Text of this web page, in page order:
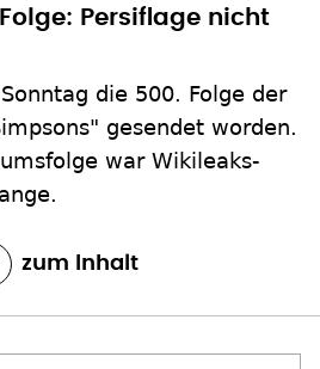
Persiflage nicht
die 500. Folge der
gesendet worden.
war Wikileaks-
zum Inhalt